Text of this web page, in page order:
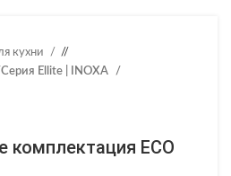
кухни
/
Серия Ellite | INOXA
комплектация ECO